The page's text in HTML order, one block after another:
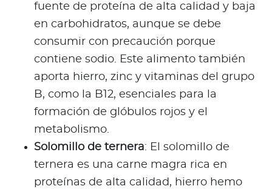
fuente de proteína de alta calidad y baja
en carbohidratos, aunque se debe
consumir con precaución porque
contiene sodio. Este alimento también
aporta hierro, zinc y vitaminas del grupo
B, como la B12, esenciales para la
formación de glóbulos rojos y el
metabolismo.
Solomillo de ternera: El solomillo de
ternera es una carne magra rica en
proteínas de alta calidad, hierro hemo